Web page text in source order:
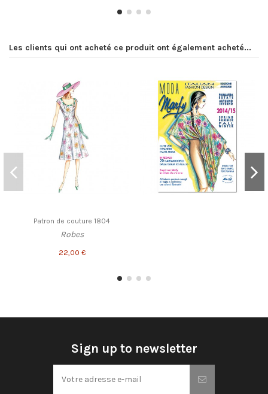
Les clients qui ont acheté ce produit ont également acheté...
Patron de couture 1804
Robes
22,00 €
Sign up to newsletter